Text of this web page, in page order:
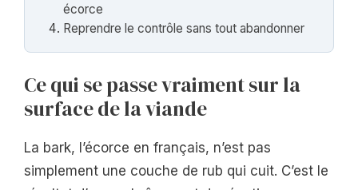
écorce
Reprendre le contrôle sans tout abandonner
Ce qui se passe vraiment sur la
surface de la viande
La bark, l’écorce en français, n’est pas
simplement une couche de rub qui cuit. C’est le